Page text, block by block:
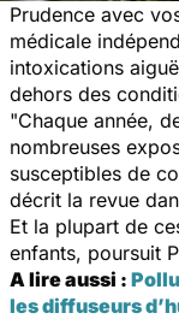
Prudence avec
médicale
intoxications
dehors des
"Chaque année,
nombreuses
susceptibles de
décrit la revue
Et la plupart de
enfants, poursuit
A lire aussi :
les diffuseurs